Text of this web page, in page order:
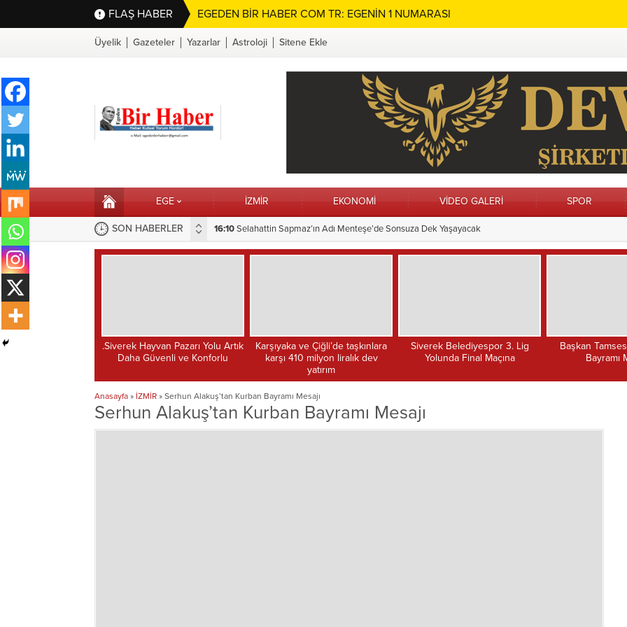
FLAŞ HABER EGEDEN BİR HABER COM TR: EGENİN 1 NUMARASI
Üyelik Gazeteler Yazarlar Astroloji Sitene Ekle
EGE İZMİR EKONOMİ VİDEO GALERİ SPOR
SON HABERLER 16:10Selahattin Sapmaz’ın Adı Menteşe’de Sonsuza Dek Yaşayacak
15:28Hilvan’da Çocuk Oyun Alanları Yenileniyor Vatandaş
Hayvan Pazarı Yolu Artık
Karşıyaka ve Çiğli’de taşkınlara
karşı 410 milyon liralık dev
Siverek Belediyespor 3. Lig
Yolunda Final Maçına
Başkan Tamses’ten Kurban
Bayramı Mesajı
İzmir
Başkanı Ferit
Anasayfa » İZMİR » Serhun Alakuş’tan Kurban Bayramı Mesajı
Serhun Alakuş’tan Kurban Bayramı Mesajı